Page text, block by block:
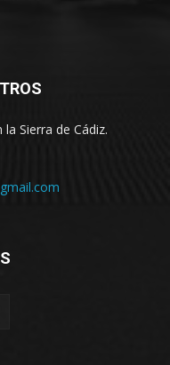
Sierra de Cádiz.